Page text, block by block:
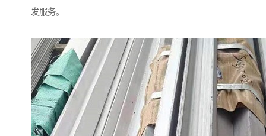
发服务。